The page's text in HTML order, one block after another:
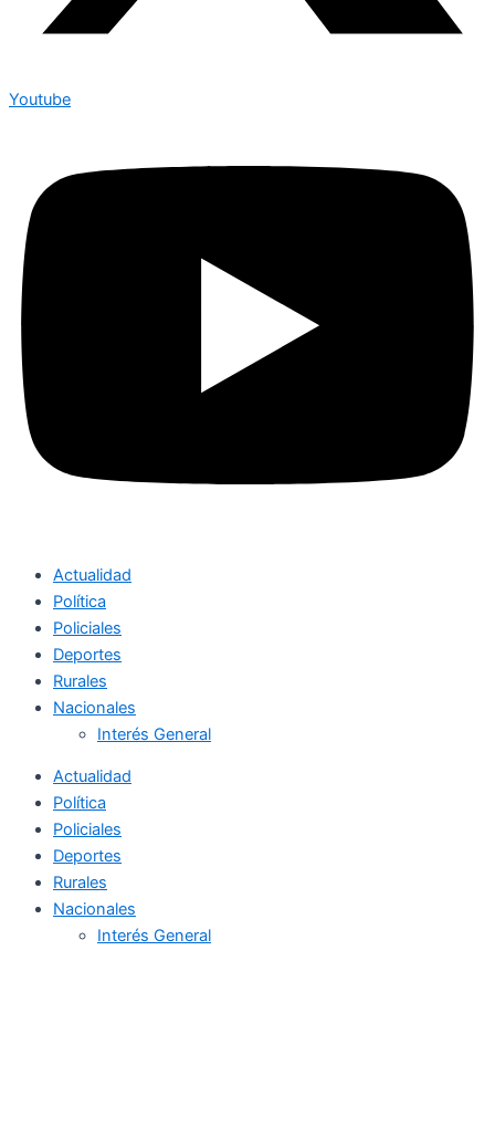
Youtube
Actualidad
Política
Policiales
Deportes
Rurales
Nacionales
Interés General
Actualidad
Política
Policiales
Deportes
Rurales
Nacionales
Interés General